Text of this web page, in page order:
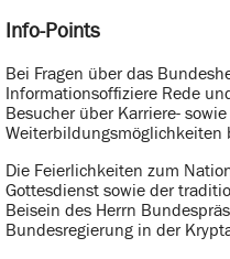
Info-Points
Bei Fragen über das
Informationsoffiziere Rede
Besucher über Karriere-
Weiterbildungsmöglichkeiten
Die Feierlichkeiten zum
Gottesdienst sowie der
Beisein des Herrn
Bundesregierung in der